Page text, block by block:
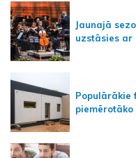
Jaunajā
uzstāsies ar
Populārākie
piemērotāko